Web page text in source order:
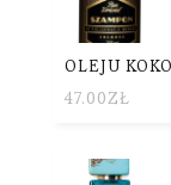
OLEJU
47.00ZŁ